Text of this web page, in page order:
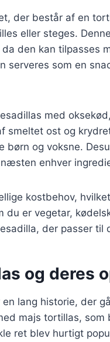
der består af en
eller steges.
den kan tilpasses
serveres som en
med
smeltet ost og
og voksne.
enhver
kostbehov,
du er vegetar,
der passer til
og deres
lang historie, der
majs tortillas, som
ret blev hurtigt